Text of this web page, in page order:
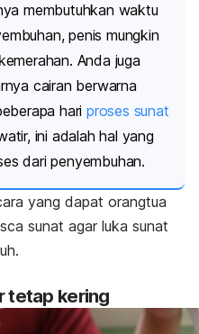
membutuhkan waktu
penis mungkin
Anda juga
cairan berwarna
hari proses sunat
ini adalah hal yang
dari penyembuhan.
yang dapat orangtua
sunat agar luka sunat
tetap kering